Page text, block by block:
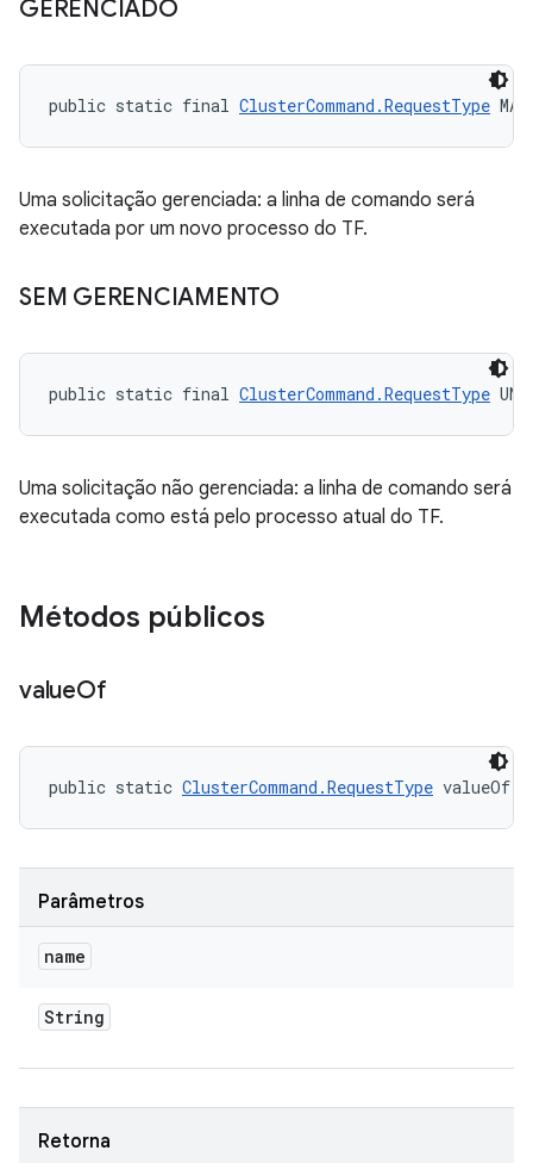
GERENCIADO
public static final ClusterCommand.RequestType
Uma solicitação gerenciada: a linha de comando será
executada por um novo processo do TF.
SEM GERENCIAMENTO
public static final ClusterCommand.RequestType
Uma solicitação não gerenciada: a linha de comando será
executada como está pelo processo atual do TF.
Métodos públicos
valueOf
public static ClusterCommand.RequestType valueOf
Parâmetros
name
String
Retorna